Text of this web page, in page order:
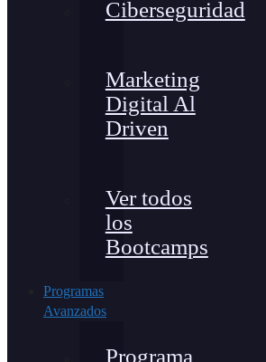
Ciberseguridad
Marketing
Digital Al
Driven
Ver todos
los
Bootcamps
Programas
Avanzados
Programa